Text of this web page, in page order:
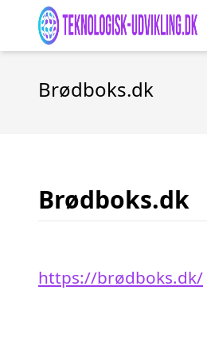
Brødboks.dk
Brødboks.dk
https://brødboks.dk/